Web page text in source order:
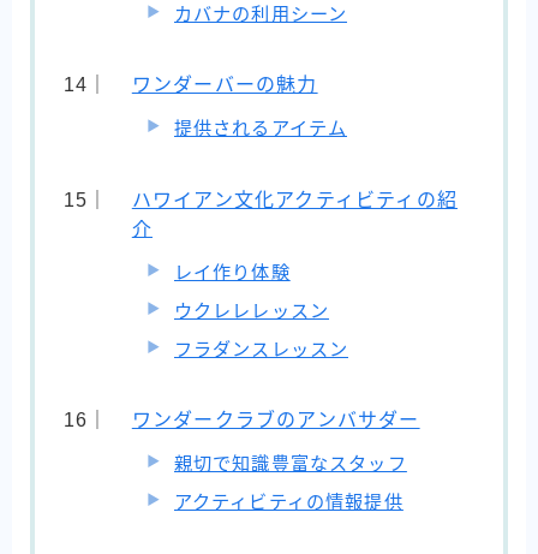
カバナの利用シーン
ワンダーバーの魅力
提供されるアイテム
ハワイアン文化アクティビティの紹
介
レイ作り体験
ウクレレレッスン
フラダンスレッスン
ワンダークラブのアンバサダー
親切で知識豊富なスタッフ
アクティビティの情報提供